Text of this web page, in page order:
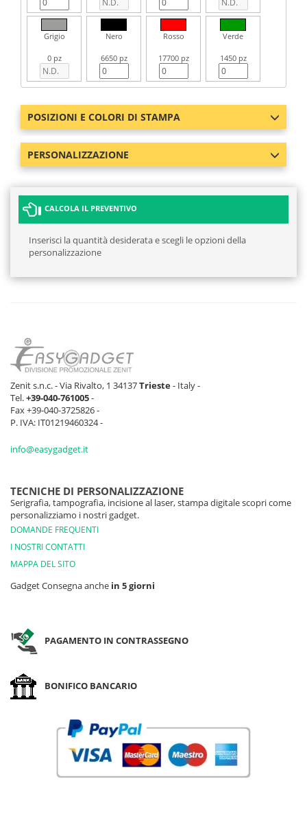
Grigio
0 pz
Nero
6650 pz
Rosso
17700 pz
Verde
1450 pz
POSIZIONI E COLORI DI STAMPA
PERSONALIZZAZIONE
CALCOLA IL PREVENTIVO
Inserisci la quantità desiderata e scegli le opzioni della
personalizzazione
Zenit s.n.c. - Via Rivalto, 1 34137Trieste- Italy -
Tel.+39-040-761005-
Fax +39-040-3725826 -
P. IVA: IT01219460324 -
info@easygadget.it
TECNICHE DI PERSONALIZZAZIONE
Serigrafia, tampografia, incisione al laser, stampa digitale scopri come
personalizziamo i nostri gadget.
DOMANDE FREQUENTI
I NOSTRI CONTATTI
MAPPA DEL SITO
Gadget Consegna anche in 5 giorni
PAGAMENTO IN CONTRASSEGNO
BONIFICO BANCARIO